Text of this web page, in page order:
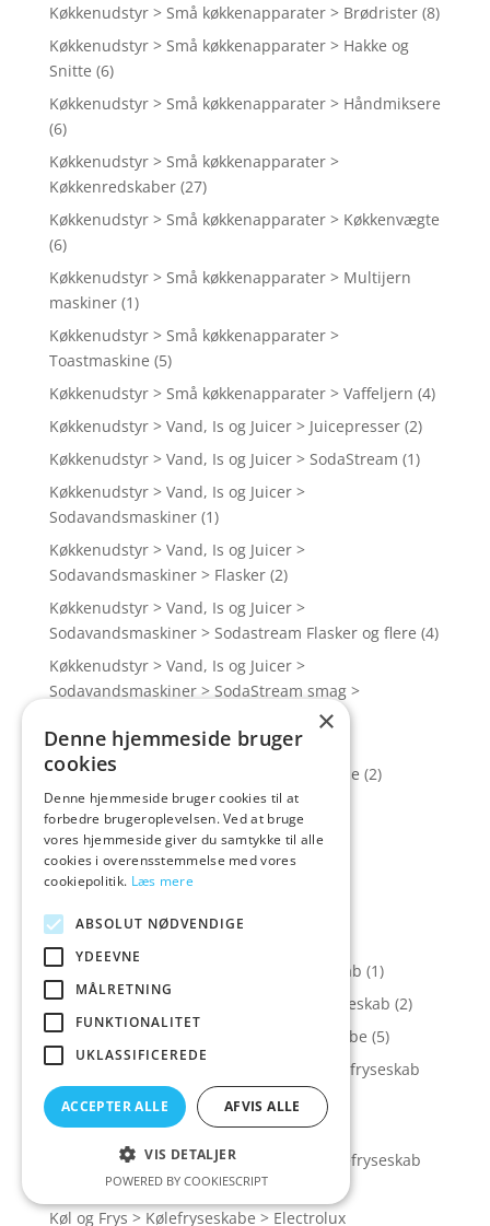
Køkkenudstyr > Små køkkenapparater > Brødrister (8)
Køkkenudstyr > Små køkkenapparater > Hakke og
Snitte (6)
Køkkenudstyr > Små køkkenapparater > Håndmiksere
(6)
Køkkenudstyr > Små køkkenapparater >
Køkkenredskaber (27)
Køkkenudstyr > Små køkkenapparater > Køkkenvægte
(6)
Køkkenudstyr > Små køkkenapparater > Multijern
maskiner (1)
Køkkenudstyr > Små køkkenapparater >
Toastmaskine (5)
Køkkenudstyr > Små køkkenapparater > Vaffeljern (4)
Køkkenudstyr > Vand, Is og Juicer > Juicepresser (2)
Køkkenudstyr > Vand, Is og Juicer > SodaStream (1)
Køkkenudstyr > Vand, Is og Juicer >
Sodavandsmaskiner (1)
Køkkenudstyr > Vand, Is og Juicer >
Sodavandsmaskiner > Flasker (2)
Køkkenudstyr > Vand, Is og Juicer >
Sodavandsmaskiner > Sodastream Flasker og flere (4)
Køkkenudstyr > Vand, Is og Juicer >
Sodavandsmaskiner > SodaStream smag >
Køkkenudstyr > Vand, Is og Juicer >
Sodavandsmaskiner > Sodavands maskine (2)
Køkkenvægte (4)
Køl og Frys (46)
Køl og Frys > Amerikanerskabe
Køl og Frys > Fryseskabe
Køl og Frys > Fryseskabe > Bosch fryseskab (1)
Køl og Frys > Fryseskabe > Electrolux fryseskab (2)
Køl og Frys > Fryseskabe > Gram fryseskabe (5)
Køl og Frys > Fryseskabe > Scandomestic fryseskab
(6)
Køl og Frys > Kølefryseskabe (30)
Køl og Frys > Kølefryseskabe > Bosch kølefryseskab
Køl og Frys > Kølefryseskabe > Electrolux
×
Denne hjemmeside bruger
cookies
Denne hjemmeside bruger cookies til at
forbedre brugeroplevelsen. Ved at bruge
vores hjemmeside giver du samtykke til alle
cookies i overensstemmelse med vores
cookiepolitik. Læs mere
ABSOLUT NØDVENDIGE
YDEEVNE
MÅLRETNING
FUNKTIONALITET
UKLASSIFICEREDE
ACCEPTER ALLE AFVIS ALLE
VIS DETALJER
POWERED BY COOKIESCRIPT